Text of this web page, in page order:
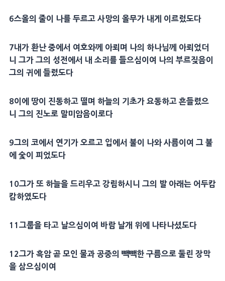
6스올의 줄이 나를 두르고 사망의 올무가 내게 이르렀도다
7내가 환난중에서 여호와께 아뢰며 나의 하나님께 아뢰었더
니 그가 그의 성전에서 내 소리를 들으심이여 나의 부르짖음이
그의 귀에 들렸도다
8이에 땅이 진동하고 떨며 하늘의 기초가 요동하고 흔들렸으
니 그의 진노로 말미암음이로다
9그의 코에서 연기가 오르고 입에서 불이 나와 사름이여 그 불
에 숯이 피었도다
10그가 또 하늘을 드리우고 강림하시니 그의 발 아래는 어두캄
캄하였도다
11 그룹을 타고 날으심이여 바람날개 위에 나타나셨도다
12그가 흑암 곧 모인 물과 공중의 빽빽한 구름으로 둘린 장막
을 삼으심이여